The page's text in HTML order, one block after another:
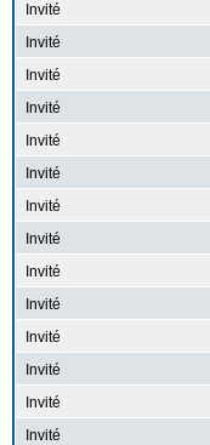
Invité
Invité
Invité
Invité
Invité
Invité
Invité
Invité
Invité
Invité
Invité
Invité
Invité
Invité